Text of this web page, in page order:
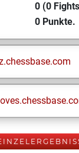
0 (0
0 Punkte.